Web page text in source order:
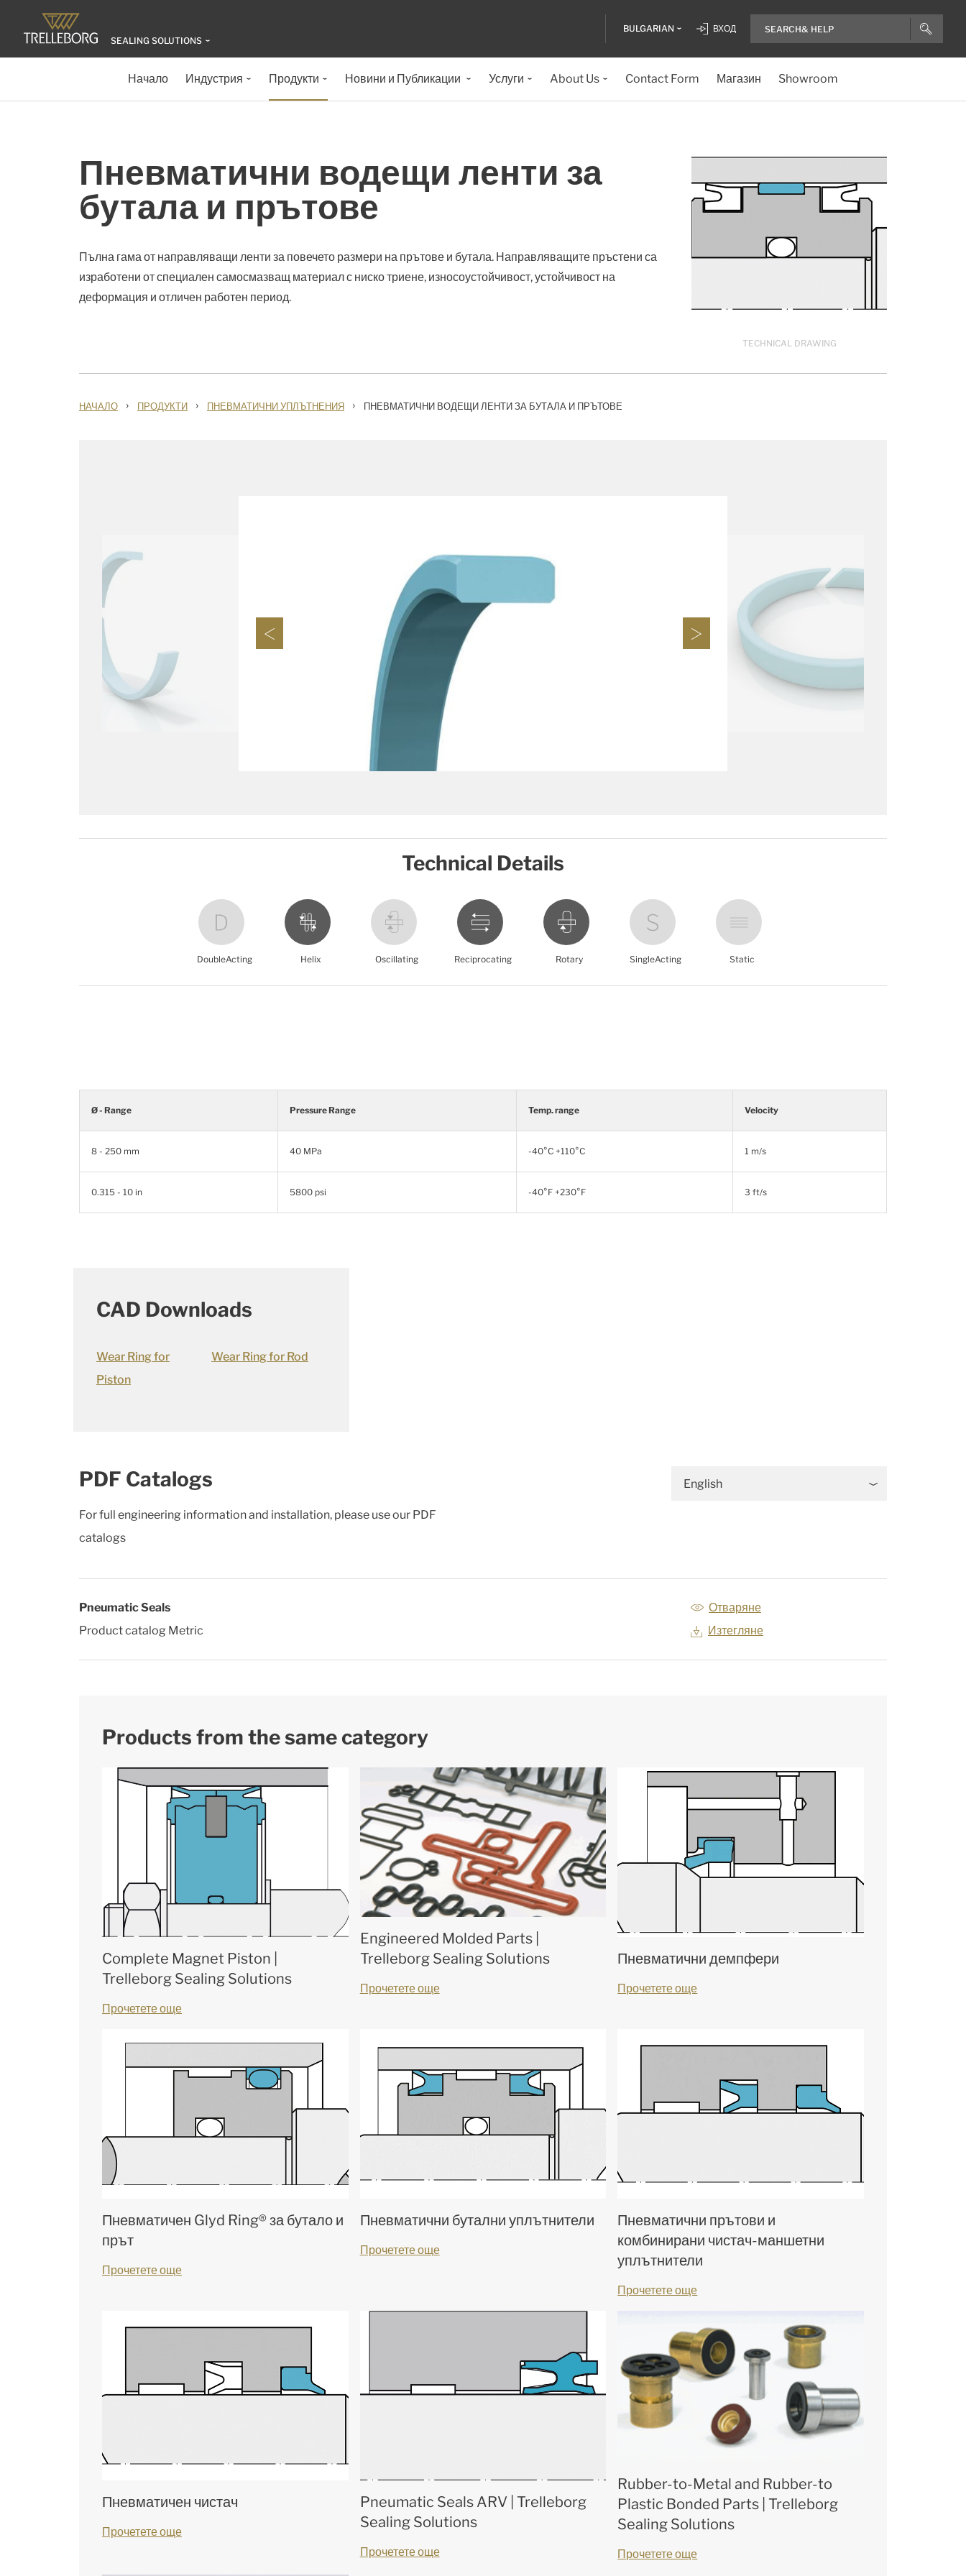
SEALING SOLUTIONS
BULGARIAN ВХОД
Начало Индустрия Продукти Новини и Публикации Услуги About Us Contact Form Магазин Showroom
Пневматични водещи ленти за
бутала и прътове
Пълна гама от направляващи ленти за повечето размери на прътове и бутала. Направляващите пръстени са
изработени от специален самосмазващ материал с ниско триене, износоустойчивост, устойчивост на
деформация и отличен работен период.
TECHNICAL DRAWING
НАЧАЛО › ПРОДУКТИ › ПНЕВМАТИЧНИ УПЛЪТНЕНИЯ › ПНЕВМАТИЧНИ ВОДЕЩИ ЛЕНТИ ЗА БУТАЛА И ПРЪТОВЕ
Technical Details
DoubleActing Helix Oscillating Reciprocating Rotary SingleActing Static
Ø - Range Pressure Range Temp. range Velocity
8 - 250 mm 40 MPa -40°C +110°C 1 m/s
0.315 - 10 in 5800 psi -40°F +230°F 3 ft/s
CAD Downloads
Wear Ring for
Piston
Wear Ring for Rod
PDF Catalogs
For full engineering information and installation, please use our PDF
catalogs
English
Pneumatic Seals
Product catalog Metric
Отваряне
Изтегляне
Products from the same category
Complete Magnet Piston |
Trelleborg Sealing Solutions
Прочетете още
Engineered Molded Parts |
Trelleborg Sealing Solutions
Прочетете още
Пневматични демпфери
Прочетете още
Пневматичен Glyd Ring® за бутало и
прът
Прочетете още
Пневматични бутални уплътнители
Прочетете още
Пневматични прътови и
комбинирани чистач-маншетни
уплътнители
Прочетете още
Пневматичен чистач
Прочетете още
Pneumatic Seals ARV | Trelleborg
Sealing Solutions
Прочетете още
Rubber-to-Metal and Rubber-to
Plastic Bonded Parts | Trelleborg
Sealing Solutions
Прочетете още